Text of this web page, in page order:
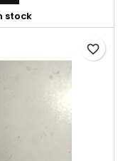
stock
favorite_border